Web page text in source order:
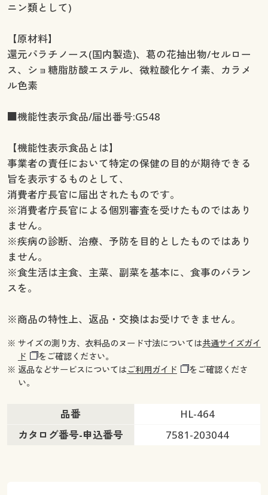
ニン類として)
【原材料】
還元パラチノース(国内製造)、葛の花抽出物/セルロー
ス、ショ糖脂肪酸エステル、微粒酸化ケイ素、カラメ
ル色素
■機能性表示食品/届出番号:G548
【機能性表示食品とは】
事業者の責任において特定の保健の目的が期待できる
旨を表示するものとして、
消費者庁長官に届出されたものです。
※消費者庁長官による個別審査を受けたものではあり
ません。
※疾病の診断、治療、予防を目的としたものではあり
ません。
※食生活は主食、主菜、副菜を基本に、食事のバラン
スを。
※商品の特性上、返品・交換はお受けできません。
※ サイズの測り方、衣料品のヌード寸法については共通サイズガイ
ド
をご確認ください。
※ 返品などサービスについてはご利用ガイド
をご確認くださ
い。
品番
HL-464
カタログ番号-申込番号
7581-203044